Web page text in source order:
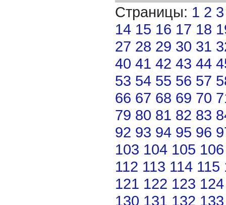
Страницы: 1 2 3
14 15 16 17 18
27 28 29 30 31
40 41 42 43 44
53 54 55 56 57
66 67 68 69 70
79 80 81 82 83
92 93 94 95 96
103 104 105 106
112 113 114 115
121 122 123 124
130 131 132 133